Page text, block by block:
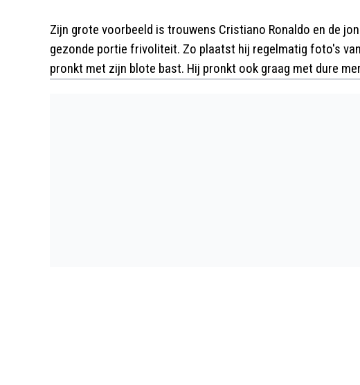
Zijn grote voorbeeld is trouwens Cristiano Ronaldo en de
gezonde portie frivoliteit. Zo plaatst hij regelmatig foto's
pronkt met zijn blote bast. Hij pronkt ook graag met dure